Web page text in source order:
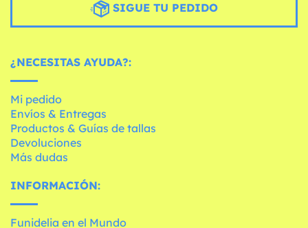
SIGUE TU PEDIDO
¿NECESITAS AYUDA?:
Mi pedido
Envíos & Entregas
Productos & Guías de tallas
Devoluciones
Más dudas
INFORMACIÓN:
Funidelia en el Mundo